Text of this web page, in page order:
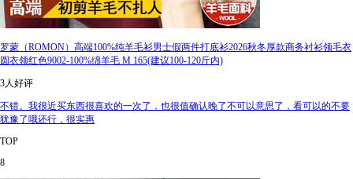
罗蒙（ROMON）高端100%纯羊毛衫男士假两件打底衫2026秋冬厚款商务衬衫领毛衣
圆衣领红色9002-100%绵羊毛 M 165(建议100-120斤内)
3人好评
不错。我很近买东西很喜欢的一次了，也很值确认晚了不可以意思了，看可以的不要
犹豫了哦还行，很实惠
TOP
8